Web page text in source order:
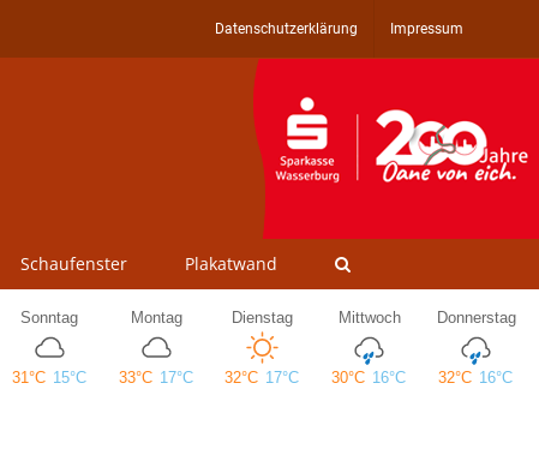
Datenschutzerklärung Impressum
Schaufenster Plakatwand